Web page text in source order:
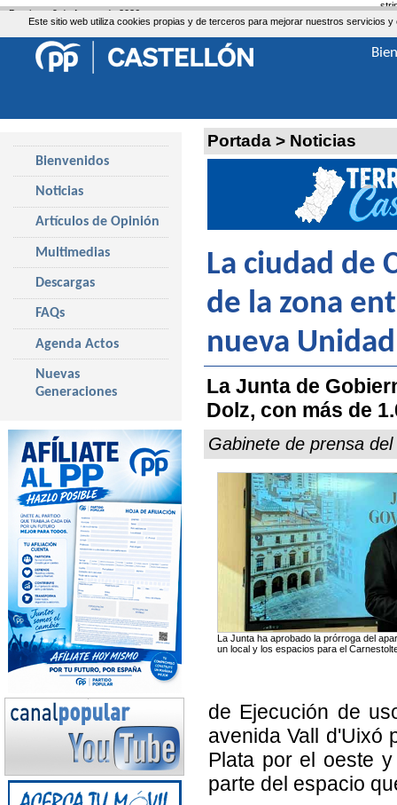
Este sitio web utiliza cookies propias y de terceros para mejorar nuestros servicios
Portada > Noticias
La ciudad de
de la zona
nueva
La Junta de
Dolz, con más de
Gabinete de prensa
La Junta ha aprobado la prórroga del
un local y los espacios para el
de Ejecución de
avenida Vall d'Uixó
Plata por el oeste
parte del espacio
Bienvenidos
Noticias
Artículos de Opinión
Multimedias
Descargas
FAQs
Agenda Actos
Nuevas
Generaciones
Domingo, 9 de Agosto de 2026